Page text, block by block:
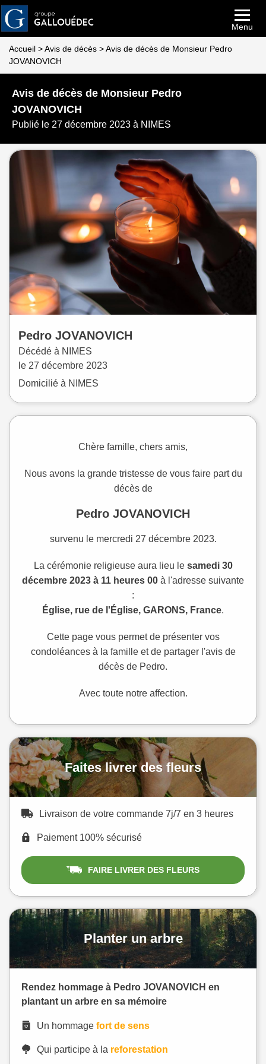
Menu
Accueil >Avis de décès >Avis de décès de Monsieur Pedro
JOVANOVICH
Avis de décès de Monsieur Pedro
JOVANOVICH
Publié le 27 décembre 2023 à NIMES
Pedro JOVANOVICH
Décédé à NIMES
le 27 décembre 2023
Domicilié à NIMES
Chère famille, chers amis,
Nous avons la grande tristesse de vous faire part du
décès de
Pedro JOVANOVICH
survenu le mercredi 27 décembre 2023.
La cérémonie religieuse aura lieu le samedi 30
décembre 2023 à 11 heures 00 à l'adresse suivante
:
Église, rue de l'Église, GARONS, France.
Cette page vous permet de présenter vos
condoléances à la famille et de partager l'avis de
décès de Pedro.
Avec toute notre affection.
Faites livrer des fleurs
Livraison de votre commande 7j/7 en 3 heures
Paiement 100% sécurisé
FAIRE LIVRER DES FLEURS
Planter un arbre
Rendez hommage à Pedro JOVANOVICH en
plantant un arbre en sa mémoire
Un hommage fort de sens
Qui participe à la reforestation